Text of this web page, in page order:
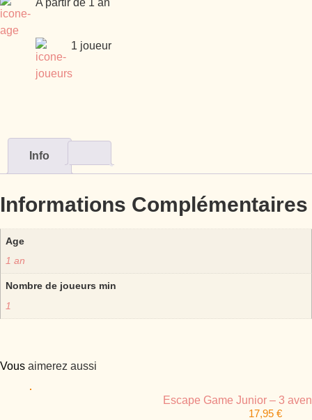
A partir de 1 an
1 joueur
Info
Informations Complémentaires
Age
1 an
Nombre de joueurs min
1
Vous aimerez aussi
Escape Game Junior – 3
17,95 €